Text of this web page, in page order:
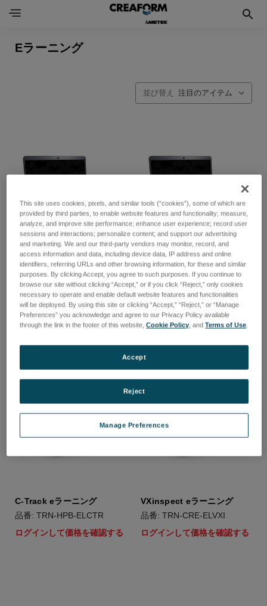
Eラーニング
並び替え
MetraSCAN eラーニング
品番: TRN-MTR-ELBLACK
ログインして価格を確認する
HandyPROBE eラーニング
品番: TRN-HPB-ELHPB
ログインして価格を確認する
C-Track eラーニング
品番: TRN-HPB-ELCTR
ログインして価格を確認する
VXinspect eラーニング
品番: TRN-CRE-ELVXI
ログインして価格を確認する
This site uses cookies, pixels, and similar tools (“cookies”), some of which are
provided by third parties, to enable website features and functionality; measure,
analyze, and improve site performance; enhance user experience; record user
sessions and interactions; personalize content; and support our advertising
and marketing. We and our third-party vendors may monitor, record, and
access information and data, including device data, IP address and online
identifiers, referring URLs and other browsing information, for these and similar
purposes. By clicking Accept, you agree to such purposes. If you continue to
browse our site without clicking “Accept,” or if you click “Reject,” only cookies
necessary to operate and enable default website features and functionalities
will be deployed. By using this site or clicking “Accept,” “Reject,” or “Manage
Preferences” you acknowledge and agree to our Privacy Policy available
through the link in the footer of this website,Cookie Policy, andTerms of Use.
Manage Preferences
Reject
Accept